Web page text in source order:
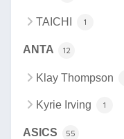
TAICHI 1
ANTA 12
Klay Thompson
Kyrie Irving 1
ASICS 55